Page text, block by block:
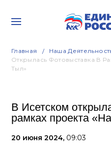
Главная Наша
Открылась Фотовыставка В
Тыл»
В Исетском
рамках проекта
20 июня 2024, 09:03